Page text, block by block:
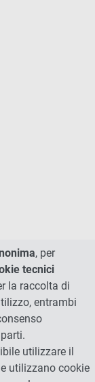
, per
tecnici
la raccolta di
entrambi
utilizzare il
utilizzano cookie